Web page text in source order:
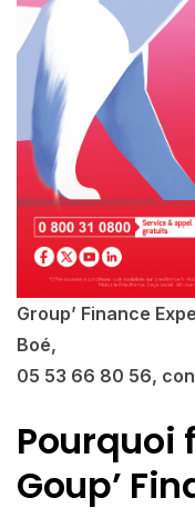
Group’ Finance
Boé,
05 53 66 80 56,
Pourquoi
Goup’